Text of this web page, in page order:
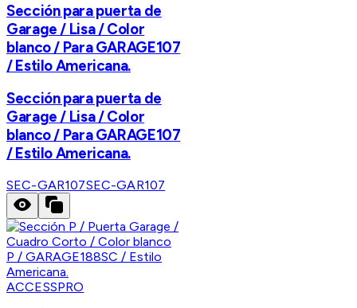
Sección para puerta de
Garage / Lisa / Color
blanco / Para GARAGE107
/ Estilo Americana.
Sección para puerta de
Garage / Lisa / Color
blanco / Para GARAGE107
/ Estilo Americana.
SEC-GAR107SEC-GAR107
ACCESSPRO